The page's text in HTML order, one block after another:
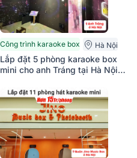
Công trình karaoke box Hà Nội
Lắp đặt 5 phòng karaoke box
mini cho anh Tráng tại Hà Nội
5500)